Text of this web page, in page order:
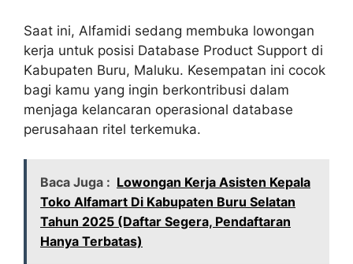
Saat ini, Alfamidi sedang membuka lowongan
kerja untuk posisi Database Product Support di
Kabupaten Buru, Maluku. Kesempatan ini cocok
bagi kamu yang ingin berkontribusi dalam
menjaga kelancaran operasional database
perusahaan ritel terkemuka.
Baca Juga : Lowongan Kerja Asisten Kepala
Toko Alfamart Di Kabupaten Buru Selatan
Tahun 2025 (Daftar Segera, Pendaftaran
Hanya Terbatas)